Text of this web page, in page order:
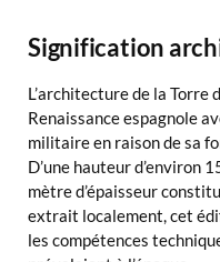
Signification
L’architecture de la
Renaissance espagnole
militaire en raison de sa
D’une hauteur d’environ
mètre d’épaisseur
extrait localement, cet
les compétences